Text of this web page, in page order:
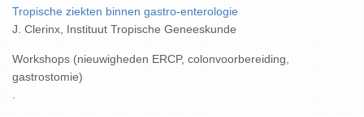
Tropische ziekten binnen gastro-enterologie
J. Clerinx, Instituut Tropische Geneeskunde
Workshops (nieuwigheden ERCP, colonvoorbereiding,
gastrostomie)